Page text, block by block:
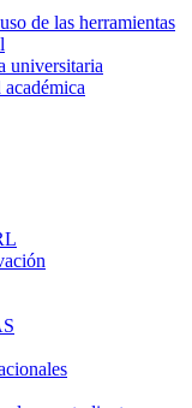
de las herramientas
universitaria